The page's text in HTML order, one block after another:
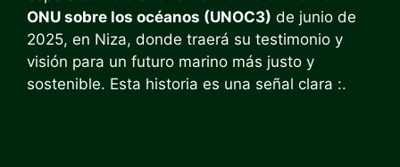
ONU sobre los océanos (UNOC3) de junio de
2025, en Niza, donde traerá su testimonio y
visión para un futuro marino más justo y
sostenible. Esta historia es una señal clara :.